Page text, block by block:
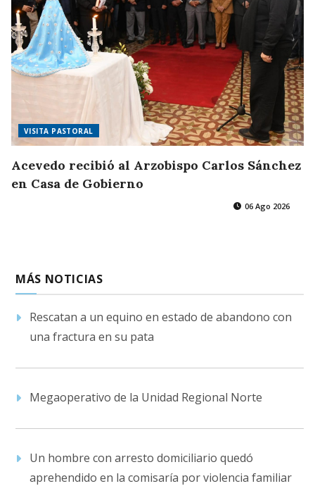
VISITA PASTORAL
Acevedo recibió al Arzobispo Carlos Sánchez
en Casa de Gobierno
06 Ago 2026
MÁS NOTICIAS
Rescatan a un equino en estado de abandono con
una fractura en su pata
Megaoperativo de la Unidad Regional Norte
Un hombre con arresto domiciliario quedó
aprehendido en la comisaría por violencia familiar